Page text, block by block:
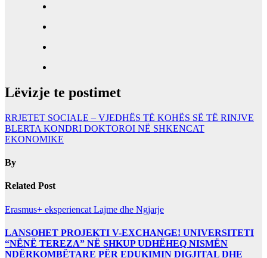
Lëvizje te postimet
RRJETET SOCIALE – VJEDHËS TË KOHËS SË TË RINJVE
BLERTA KONDRI DOKTOROI NË SHKENCAT
EKONOMIKE
By
Related Post
Erasmus+ eksperiencat Lajme dhe Ngjarje
LANSOHET PROJEKTI V-EXCHANGE! UNIVERSITETI
“NËNË TEREZA” NË SHKUP UDHËHEQ NISMËN
NDËRKOMBËTARE PËR EDUKIMIN DIGJITAL DHE